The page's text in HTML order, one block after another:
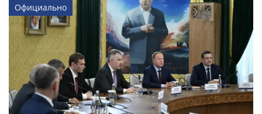
Официально